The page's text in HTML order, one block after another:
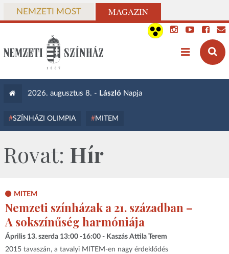
NEMZETI MOST MAGAZIN
2026. augusztus 8. - László Napja
SZÍNHÁZI OLIMPIA MITEM
Rovat: Hír
MITEM
Nemzeti színházak a 21. században –
A sokszínűség harmóniája
Április 13. szerda 13:00 -16:00 - Kaszás Attila Terem
2015 tavaszán, a tavalyi MITEM-en nagy érdeklődés